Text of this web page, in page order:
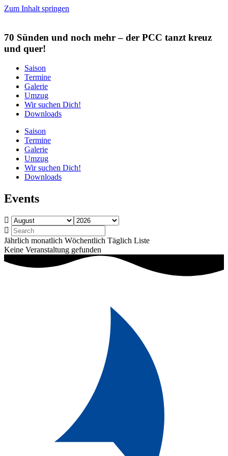
Zum Inhalt springen
70 Sünden und noch mehr – der PCC tanzt kreuz
und quer!
Saison
Termine
Galerie
Umzug
Wir suchen Dich!
Downloads
Saison
Termine
Galerie
Umzug
Wir suchen Dich!
Downloads
Events
Jährlich monatlich Wöchentlich Täglich Liste
Keine Veranstaltung gefunden